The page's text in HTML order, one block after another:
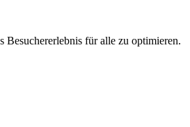
Besuchererlebnis für alle zu optimieren.